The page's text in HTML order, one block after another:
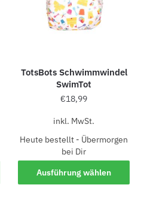
TotsBots Schwimmwindel
SwimTot
€18,99
inkl. MwSt.
Heute bestellt - Übermorgen
bei Dir
Ausführung wählen